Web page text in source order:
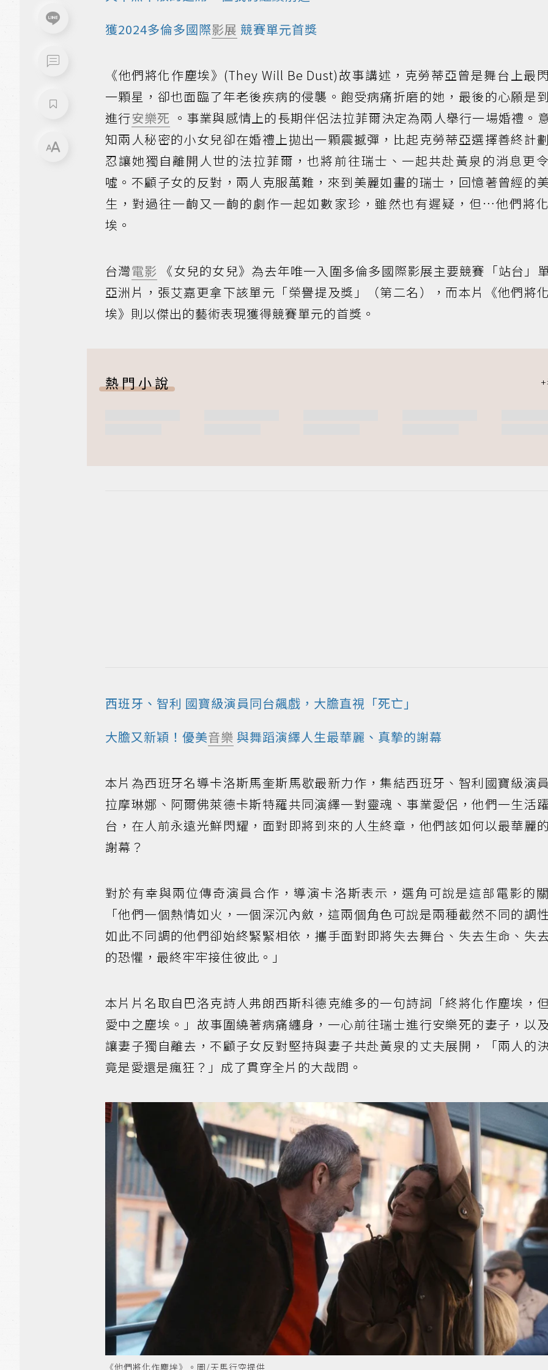
獲2024多倫多國際影展 競賽單元首獎
《他們將化作塵埃》(They Will Be Dust)故事講述，克勞蒂亞曾是舞台上最
一顆星，卻也面臨了年老後疾病的侵襲。飽受病痛折磨的她，最後的心願是
進行安樂死 。事業與感情上的長期伴侶法拉菲爾決定為兩人舉行一場婚禮。
知兩人秘密的小女兒卻在婚禮上拋出一顆震撼彈，比起克勞蒂亞選擇善終計
忍讓她獨自離開人世的法拉菲爾，也將前往瑞士、一起共赴黃泉的消息更
噓。不顧子女的反對，兩人克服萬難，來到美麗如畫的瑞士，回憶著曾經的
生，對過往一齣又一齣的劇作一起如數家珍，雖然也有遲疑，但…他們將
埃。
台灣電影 《女兒的女兒》為去年唯一入圍多倫多國際影展主要競賽「站台」
亞洲片，張艾嘉更拿下該單元「榮譽提及獎」（第二名），而本片《他們將
埃》則以傑出的藝術表現獲得競賽單元的首獎。
熱門小說
西班牙、智利 國寶級演員同台飆戲，大膽直視「死亡」
大膽又新穎！優美音樂 與舞蹈演繹人生最華麗、真摯的謝幕
本片為西班牙名導卡洛斯馬奎斯馬歇最新力作，集結西班牙、智利國寶級演
拉摩琳娜、阿爾佛萊德卡斯特羅共同演繹一對靈魂、事業愛侶，他們一生活
台，在人前永遠光鮮閃耀，面對即將到來的人生終章，他們該如何以最華麗
謝幕？
對於有幸與兩位傳奇演員合作，導演卡洛斯表示，選角可說是這部電影的
「他們一個熱情如火，一個深沉內斂，這兩個角色可說是兩種截然不同的調
如此不同調的他們卻始終緊緊相依，攜手面對即將失去舞台、失去生命、失
的恐懼，最終牢牢接住彼此。」
本片片名取自巴洛克詩人弗朗西斯科德克維多的一句詩詞「終將化作塵埃，
愛中之塵埃。」故事圍繞著病痛纏身，一心前往瑞士進行安樂死的妻子，以
讓妻子獨自離去，不顧子女反對堅持與妻子共赴黃泉的丈夫展開，「兩人的
竟是愛還是瘋狂？」成了貫穿全片的大哉問。
《他們將化作塵埃》。圖/天馬行空提供